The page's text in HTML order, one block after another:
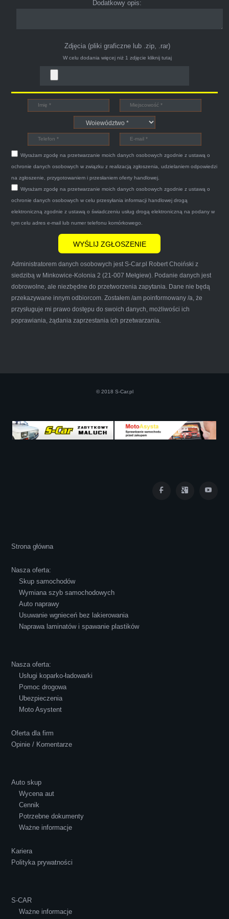
Witam,ja jestem bardzo zadowolona z usługi S-
Car.pl sprzedałam swoją wysłużoną corsinę
tego samego dnia miły grzeczny pan przyjechał
po trzech godzinach autolawetą sprawnie
zapakował auto wypisał dokumenty i wypłacił
gotówkę.Zdecydowanie mogę polecić tą firmę
mnie do skorzystania z ich usług przekonało to
że są na FACEBOOKU i każdy tam może
wyrazić opinię na ich temat.
Iwona Górska
naprawde ludzki, nie zdziera, nie oszukuje.
atmosferze, czego z reguły nie można
powiedzieć o innych firmach tego type.
Pozdrawiam i polecam!
Polecam S-Car.pl, szybka i bardzo miła
Dodatkowy opis:
Zdjęcia (pliki graficzne lub .zip, .rar)
W celu dodania więcej niż 1 zdjęcie kliknij tutaj
Wyrażam zgodę na przetwarzanie moich danych osobowych zgodnie z ustawą o
ochronie danych osobowych w związku z realizacją zgłoszenia, udzielaniem odpowiedzi
na zgłoszenie, przygotowaniem i przesłaniem oferty handlowej.
Wyrażam zgodę na przetwarzanie moich danych osobowych zgodnie z ustawą o
ochronie danych osobowych w celu przesyłania informacji handlowej drogą
elektroniczną zgodnie z ustawą o świadczeniu usług drogą elektroniczną na podany w
tym celu adres e-mail lub numer telefonu komórkowego.
Administratorem danych osobowych jest S-Car.pl Robert Choiński z
siedzibą w Minkowice-Kolonia 2 (21-007 Mełgiew). Podanie danych jest
dobrowolne, ale niezbędne do przetworzenia zapytania. Dane nie będą
przekazywane innym odbiorcom. Zostałem /am poinformowany /a, że
przysługuje mi prawo dostępu do swoich danych, możliwości ich
poprawiania, żądania zaprzestania ich przetwarzania.
© 2018 S-Car.pl
Strona główna
Nasza oferta:
Skup samochodów
Wymiana szyb samochodowych
Auto naprawy
Usuwanie wgnieceń bez lakierowania
Naprawa laminatów i spawanie plastików
Nasza oferta:
Usługi koparko-ładowarki
Pomoc drogowa
Ubezpieczenia
Moto Asystent
Oferta dla firm
Opinie / Komentarze
Auto skup
Wycena aut
Cennik
Potrzebne dokumenty
Ważne informacje
Kariera
Polityka prywatności
S-CAR
Ważne informacje